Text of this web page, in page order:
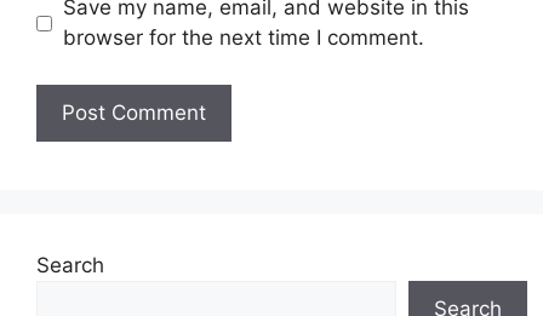
Save my name, email, and website in this
browser for the next time I comment.
Search
Search